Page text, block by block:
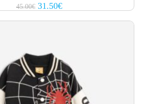
45.00€ Original
price
31.50€Current
price